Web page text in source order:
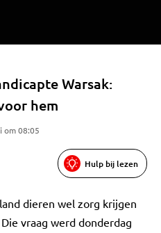
Warsak:
hem
om 08:05
Hulp bij lezen
dieren wel zorg krijgen
vraag werd donderdag